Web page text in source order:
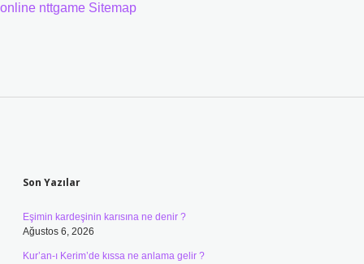
online nttgame Sitemap
Son Yazılar
Eşimin kardeşinin karısına ne denir ?
Ağustos 6, 2026
Kur’an-ı Kerim’de kıssa ne anlama gelir ?